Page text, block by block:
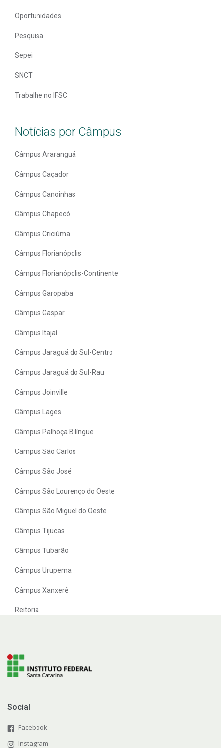
Oportunidades
Pesquisa
Sepei
SNCT
Trabalhe no IFSC
Notícias por Câmpus
Câmpus Araranguá
Câmpus Caçador
Câmpus Canoinhas
Câmpus Chapecó
Câmpus Criciúma
Câmpus Florianópolis
Câmpus Florianópolis-Continente
Câmpus Garopaba
Câmpus Gaspar
Câmpus Itajaí
Câmpus Jaraguá do Sul-Centro
Câmpus Jaraguá do Sul-Rau
Câmpus Joinville
Câmpus Lages
Câmpus Palhoça Bilíngue
Câmpus São Carlos
Câmpus São José
Câmpus São Lourenço do Oeste
Câmpus São Miguel do Oeste
Câmpus Tijucas
Câmpus Tubarão
Câmpus Urupema
Câmpus Xanxerê
Reitoria
Social
Facebook
Instagram